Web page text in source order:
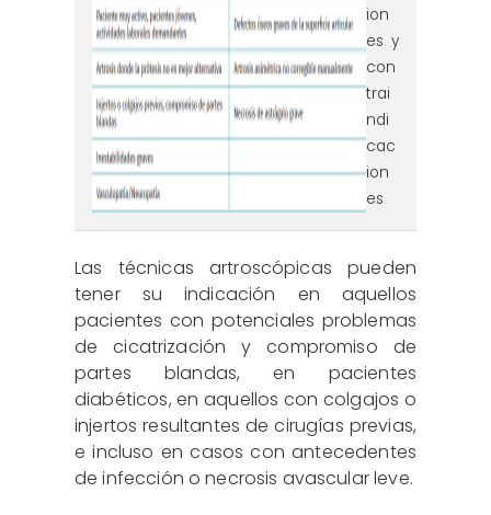
ion
es y
con
trai
ndi
cac
ion
es
Las técnicas artroscópicas pueden
tener su indicación en aquellos
pacientes con potenciales problemas
de cicatrización y compromiso de
partes blandas, en pacientes
diabéticos, en aquellos con colgajos o
injertos resultantes de cirugías previas,
e incluso en casos con antecedentes
de infección o necrosis avascular leve.